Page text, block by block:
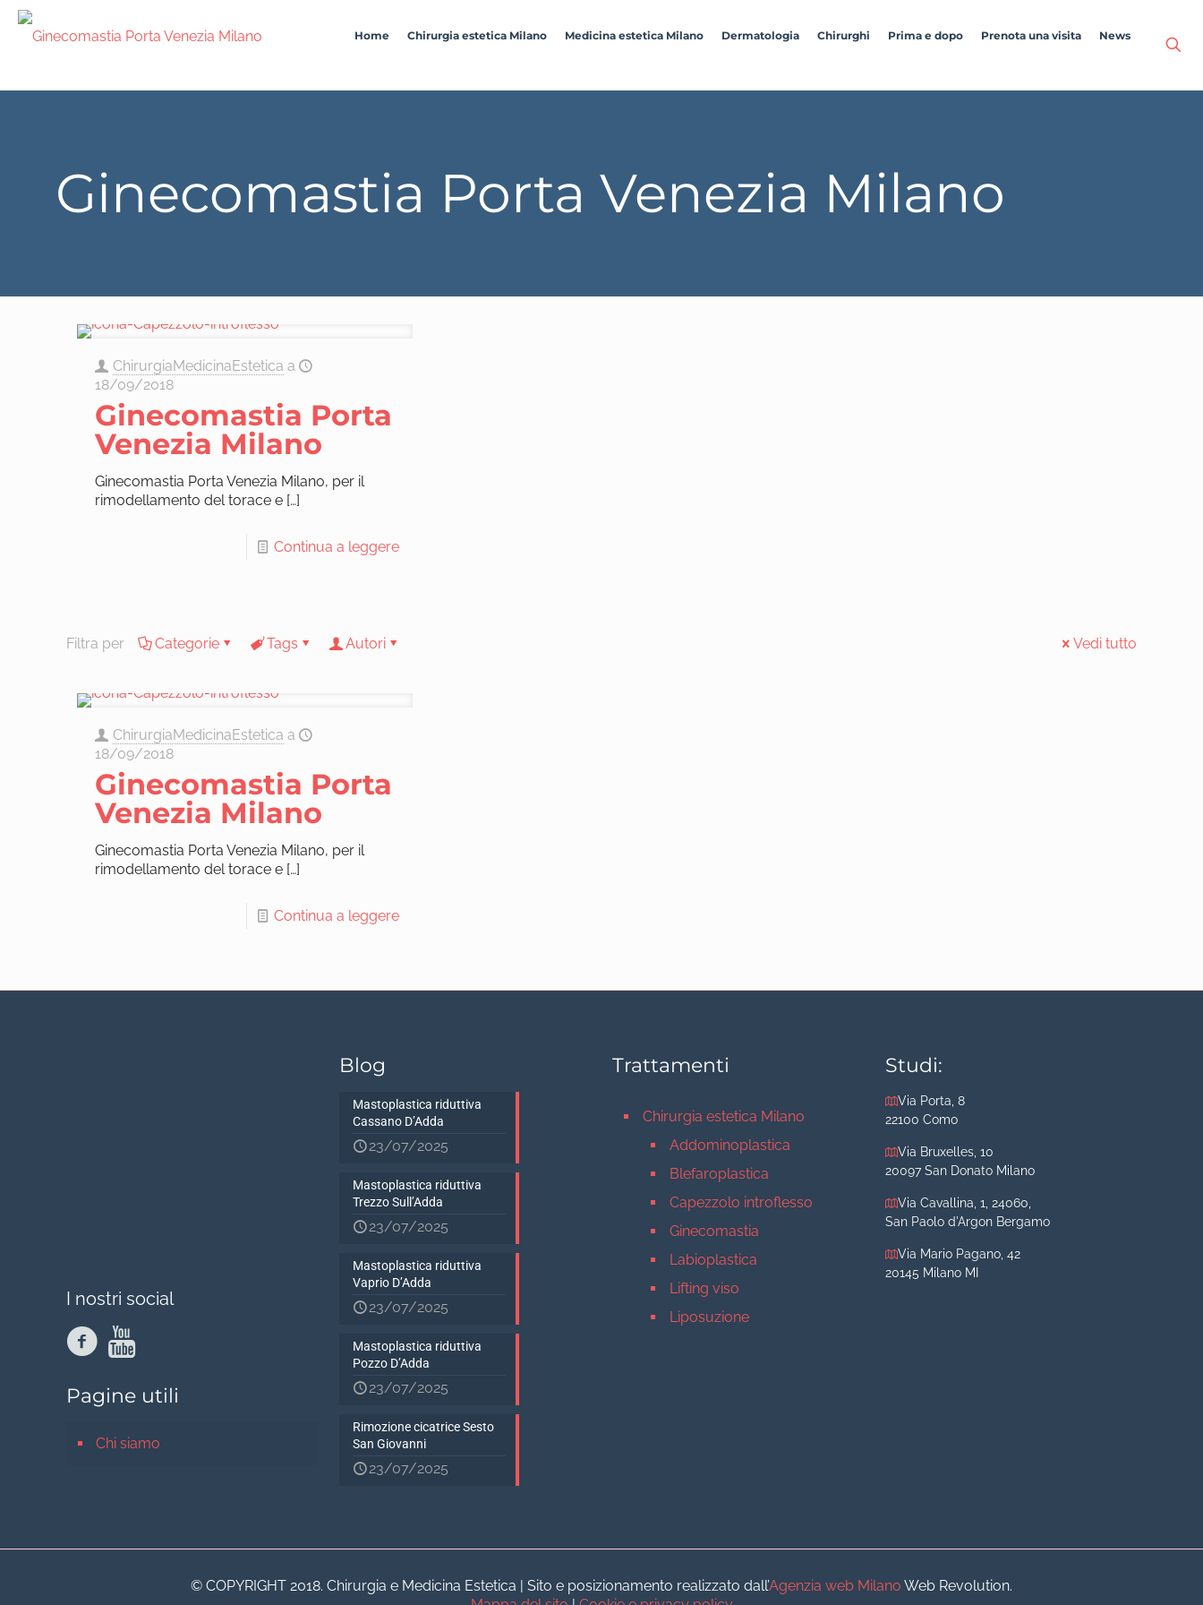
Home Chirurgia estetica Milano Medicina estetica Milano Dermatologia Chirurghi Prima e dopo Prenota una visita News
Ginecomastia Porta Venezia Milano
ChirurgiaMedicinaEstetica a
18/09/2018
Ginecomastia Porta
Venezia Milano
Ginecomastia Porta Venezia Milano, per il
rimodellamento del torace e[…]
Continua a leggere
Filtra per Categorie Tags Autori Vedi tutto
ChirurgiaMedicinaEstetica a
18/09/2018
Ginecomastia Porta
Venezia Milano
Ginecomastia Porta Venezia Milano, per il
rimodellamento del torace e[…]
Continua a leggere
I nostri social
Pagine utili
Chi siamo
Blog
Mastoplastica riduttiva
Cassano D’Adda
23/07/2025
Mastoplastica riduttiva
Trezzo Sull’Adda
23/07/2025
Mastoplastica riduttiva
Vaprio D’Adda
23/07/2025
Mastoplastica riduttiva
Pozzo D’Adda
23/07/2025
Rimozione cicatrice Sesto
San Giovanni
23/07/2025
Trattamenti
Chirurgia estetica Milano
Addominoplastica
Blefaroplastica
Capezzolo introflesso
Ginecomastia
Labioplastica
Lifting viso
Liposuzione
Aumento labbra
Botulino
Studi:
Via Porta, 8
22100 Como
Via Bruxelles, 10
20097 San Donato Milano
Via Cavallina, 1, 24060,
San Paolo d'Argon Bergamo
Via Mario Pagano, 42
20145 Milano MI
© COPYRIGHT 2018. Chirurgia e Medicina Estetica | Sito e posizionamento realizzato dall’Agenzia web Milano Web Revolution.